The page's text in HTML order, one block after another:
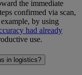
the immediate
confirmed via scan,
by using
had already
use.
in logistics?